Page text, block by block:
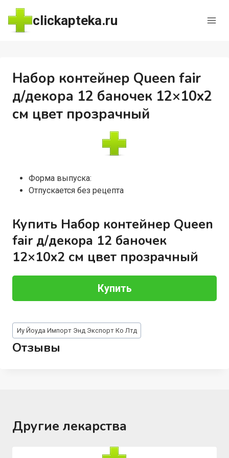
Перейти
содержимому
clickapteka.ru
Набор контейнер Queen fair
д/декора 12 баночек 12×10х2
см цвет прозрачный
Форма выпуска:
Отпускается без рецепта
Купить Набор контейнер Queen
fair д/декора 12 баночек
12×10х2 см цвет прозрачный
Купить
Метки
записи:
Иу Йоуда Импорт Энд Экспорт Ко Лтд
Отзывы
Другие лекарства